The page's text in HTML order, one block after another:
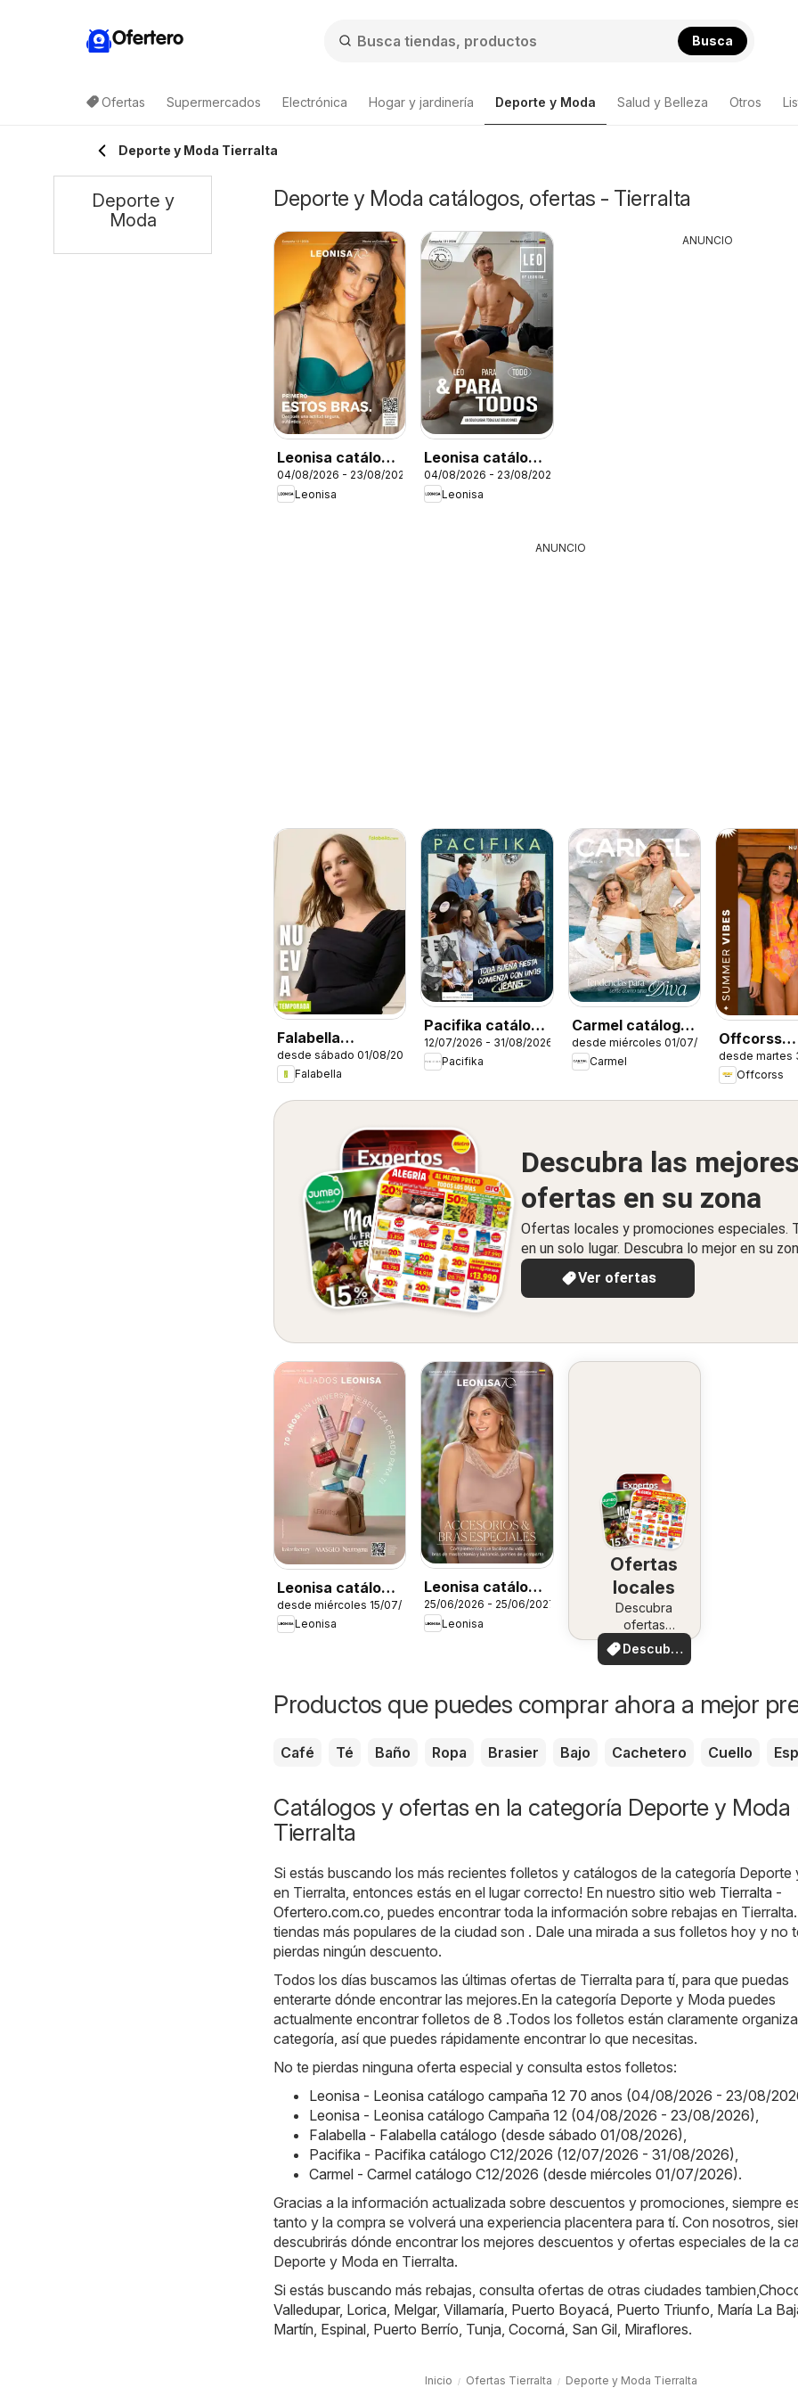
Ofertero Busca
Ofertas Supermercados Electrónica Hogar y jardinería Deporte y Moda Salud y Belleza Otros
Deporte y Moda Tierralta
Deporte y Moda catálogos, ofertas - Tierralta
Leonisa catálogo
campaña 12 70
anos
04/08/2026 - 23/08/2026
Leonisa
Leonisa catálogo
Campaña 12
04/08/2026 - 23/08/2026
Leonisa
ANUNCIO
ANUNCIO
Falabella
catálogo
desde sábado 01/08/2026
Falabella
Pacifika catálogo
C12/2026
12/07/2026 - 31/08/2026
Pacifika
Carmel catálogo
C12/2026
desde miércoles 01/07/2026
Carmel
Offcorss
catálogo
desde martes
Offcorss
Descubra las mejores
ofertas en su zona
Ofertas locales y promociones especiales.
en un solo lugar. Descubra lo mejor en su
Ver ofertas
Leonisa catálogo
aliados
desde miércoles 15/07/2026
Leonisa
Leonisa catálogo
Campaña 10
25/06/2026 - 25/06/2027
Leonisa
Ofertas
locales
Descubra
ofertas
especiales
Descubre
ofertas
Productos que puedes comprar ahora a mejor
Café Té Baño Ropa Brasier Bajo Cachetero Cuello
Catálogos y ofertas en la categoría Deporte y Moda
Tierralta
Si estás buscando los más recientes folletos y catálogos de la categoría Deporte
en Tierralta, entonces estás en el lugar correcto! En nuestro sitio web Tierralta -
Ofertero.com.co , puedes encontrar toda la información sobre rebajas en
tiendas más populares de la ciudad son . Dale una mirada a sus folletos hoy y no
pierdas ningún descuento.
Todos los días buscamos las últimas ofertas de Tierralta para tí, para que puedas
enterarte dónde encontrar las mejores.En la categoría Deporte y Moda puedes
actualmente encontrar folletos de 8 .Todos los folletos están claramente
categoría, así que puedes rápidamente encontrar lo que necesitas.
No te pierdas ninguna oferta especial y consulta estos folletos:
Leonisa - Leonisa catálogo campaña 12 70 anos (04/08/2026 - 23/08/
Leonisa - Leonisa catálogo Campaña 12 (04/08/2026 - 23/08/2026)
Falabella - Falabella catálogo (desde sábado 01/08/2026)
Pacifika - Pacifika catálogo C12/2026 (12/07/2026 - 31/08/2026)
Carmel - Carmel catálogo C12/2026 (desde miércoles 01/07/2026).
Gracias a la información actualizada sobre descuentos y promociones, siempre
tanto y la compra se volverá una experiencia placentera para tí. Con nosotros,
descubrirás dónde encontrar los mejores descuentos y ofertas especiales de la
Deporte y Moda en Tierralta.
Si estás buscando más rebajas, consulta ofertas de otras ciudades tambien,
Valledupar, Lorica Melgar, Villamaría Puerto Boyacá Puerto Triunfo María La
Martín Espinal Puerto Berrío Tunja Cocorná San Gil Miraflores.
Inicio Ofertas Tierralta Deporte y Moda Tierralta
Deporte y
Moda